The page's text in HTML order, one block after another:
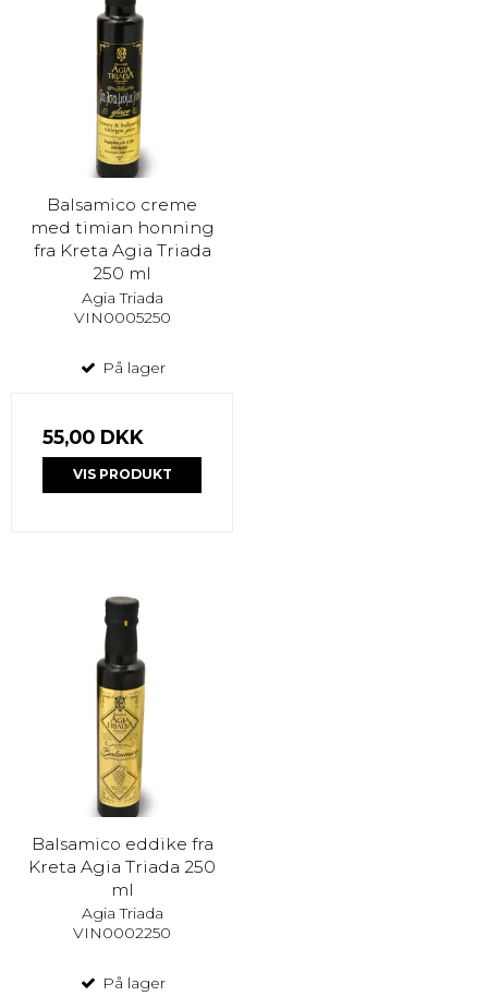
Balsamico creme
med timian honning
fra Kreta Agia Triada
250 ml
Agia Triada
VIN0005250
På lager
55,00 DKK
VIS PRODUKT
Balsamico eddike fra
Kreta Agia Triada 250
ml
Agia Triada
VIN0002250
På lager